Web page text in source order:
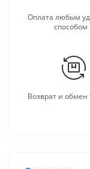
Оплата любым
способом
Возврат и обмен